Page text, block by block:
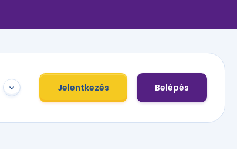
Jelentkezés Belépés